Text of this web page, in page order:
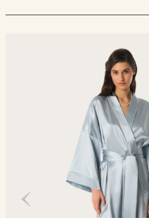
Халат-кимоно Mona